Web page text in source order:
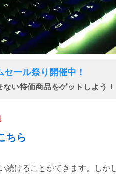
ール祭り開催中！
い特価商品をゲットしよう！
ちら
続けることができます。しか